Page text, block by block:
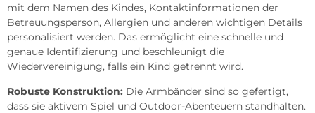
mit dem Namen des Kindes, Kontaktinformationen der
Betreuungsperson, Allergien und anderen wichtigen Details
personalisiert werden. Das ermöglicht eine schnelle und
genaue Identifizierung und beschleunigt die
Wiedervereinigung, falls ein Kind getrennt wird.
Robuste Konstruktion: Die Armbänder sind so gefertigt,
dass sie aktivem Spiel und Outdoor-Abenteuern standhalten.